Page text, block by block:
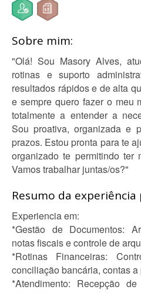
Sobre mim:
"Olá! Sou Masory Alves,
rotinas e suporto
resultados rápidos e de alta
e sempre quero fazer o meu
totalmente a entender a
Sou proativa, organizada e
prazos. Estou pronta para te
organizado te permitindo ter
Vamos trabalhar juntas/os?"
Resumo da
Experiencia em:
*Gestão de Documentos:
notas fiscais e controle de
*Rotinas Financeiras:
conciliação bancária, contas a
*Atendimento: Recepção